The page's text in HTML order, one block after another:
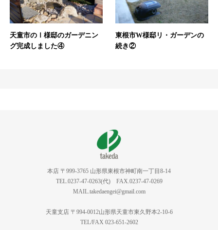
天童市のⅠ様邸のガーデニン
グ完成しました④
東根市W様邸リ・ガーデンの
続き②
本店 〒999-3765 山形県東根市神町南一丁目8-14
TEL.0237-47-0263(代) FAX.0237-47-0269
MAIL.takedaengei@gmail.com
天童支店 〒994-0012山形県天童市東久野本2-10-6
TEL/FAX 023-651-2602